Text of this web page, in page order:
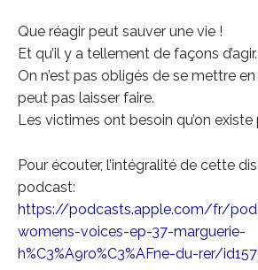
Que réagir peut sauver une vie !
Et qu’il y a tellement de façons d’agir.
On n’est pas obligés de se mettre
peut pas laisser faire.
Les victimes ont besoin qu’on existe
Pour écouter, l’intégralité de cette
podcast:
https://podcasts.apple.com/fr/
womens-voices-ep-37-marguerie-
h%C3%A9ro%C3%AFne-du-rer/